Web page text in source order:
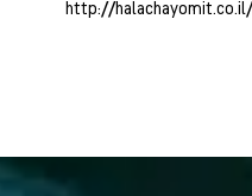
http://halachayomit.co.il/